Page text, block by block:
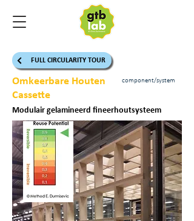
FULL CIRCULARITY TOUR
Omkeerbare Houten
Cassette
component/system
Modulair gelamineerd fineerhoutsysteem